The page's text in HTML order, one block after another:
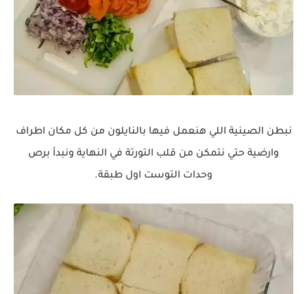
نبطن الصينية اللي هنعمل فيها بالنايلون من كل مكان اطراف
وارضية حتي نتمكن من قلب التورتة في النهاية ونبدأ برص
وحدات التوست اول طبقة.